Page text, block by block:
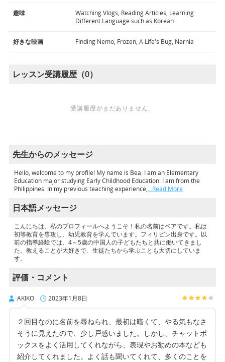
趣味
Watching Vlogs, Reading Articles, Learning
Different Language such as Korean
好きな映画 Finding Nemo, Frozen, A Life's Bug, Narnia
レッスン受講履歴（0）
受講履歴がまだありません。
先生からのメッセージ
Hello, welcome to my profile! My name is Bea. I am an Elementary
Education major studying Early Childhood Education. I am from the
Philippines. In my previous teaching experience,…Read More
日本語メッセージ
こんにちは、私のプロフィールへようこそ！私の名前はベアです。私は
初等教育を専攻し、幼児教育を学んでいます。フィリピン出身です。以
前の指導経験では、4～5歳の中国人の子どもたちと共に働いてきまし
た。教えることが大好きで、生徒たちから学ぶことも大切にしていま
す。
評価・コメント
AKIKO 2023年1月8日
２回目なのに名前を尋ねられ、最初は暗くて、やる気もなさ
そうに見えたので、少し戸惑いました。しかし、チャットボ
ックスをよく活用してくれながら、表現やお勧めの本なども
紹介してくれました。よく話も聞いてくれて、多くのことを